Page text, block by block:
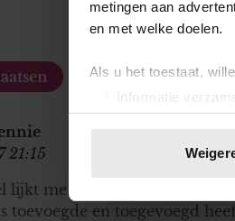
metingen aan
en met welke doelen.
Als u het toestaat,
Informatie
Uw apparaat
toestemming op elk
We gebruiken
21:15
lijkt me. Je hebt het gehad.
toevoegde en toegevoegd